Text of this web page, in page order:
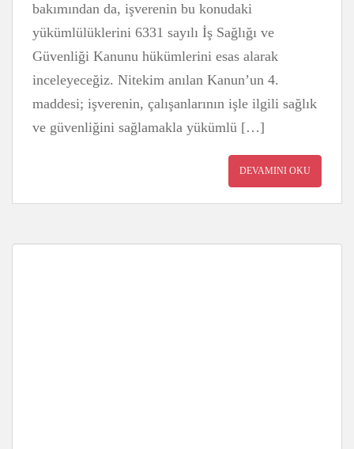
bakımından da, işverenin bu konudaki
yükümlülüklerini 6331 sayılı İş Sağlığı ve
Güvenliği Kanunu hükümlerini esas alarak
inceleyeceğiz. Nitekim anılan Kanun’un 4.
maddesi; işverenin, çalışanlarının işle ilgili sağlık
ve güvenliğini sağlamakla yükümlü […]
DEVAMINI OKU